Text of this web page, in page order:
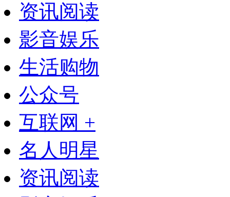
资讯阅读
影音娱乐
生活购物
公众号
互联网 +
名人明星
资讯阅读